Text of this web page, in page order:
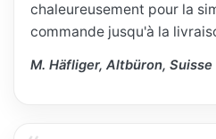
chaleureusement pour la
commande jusqu'à la
M. Häfliger, Altbüron, Suisse